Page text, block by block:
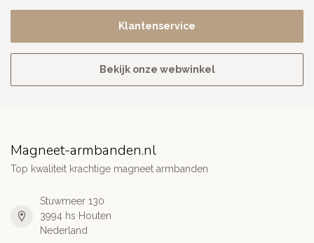
Klantenservice
Bekijk onze webwinkel
Magneet-armbanden.nl
Top kwaliteit krachtige magneet armbanden
Stuwmeer 130
3994 hs Houten
Nederland